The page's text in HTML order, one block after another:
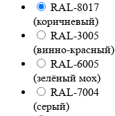
RAL-8017
(коричневый)
RAL-3005
(винно-красный)
RAL-6005
(зелёный мох)
RAL-7004
(серый)